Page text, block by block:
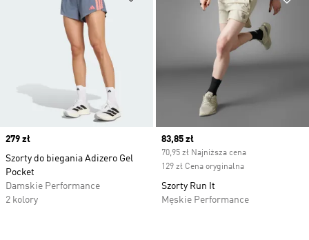
Price
279 zł
Szorty do biegania Adizero Gel
Pocket
Damskie Performance
2 kolory
Current price
83,85 zł
70,95 zł Najniższa cena
129 zł Cena oryginalna
Szorty Run It
Męskie Performance